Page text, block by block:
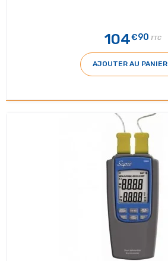
104€90 TTC
AJOUTER AU PANIER